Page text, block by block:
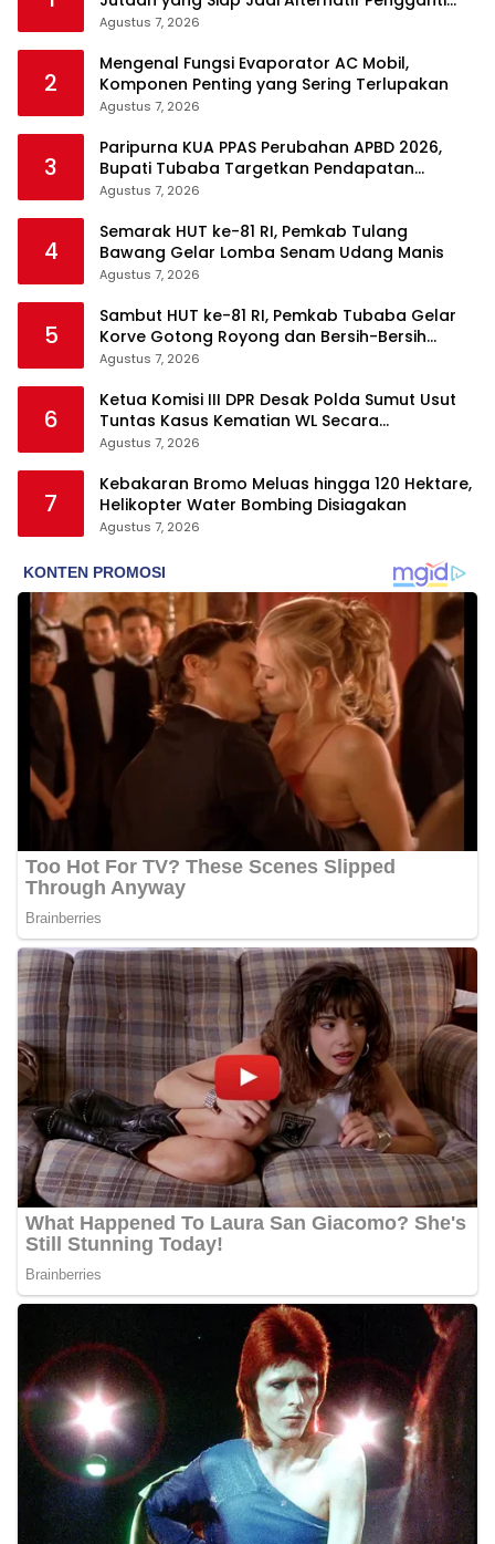
Motor
Agustus 7, 2026
2
Mengenal Fungsi Evaporator AC Mobil,
Komponen Penting yang Sering Terlupakan
Agustus 7, 2026
3
Paripurna KUA PPAS Perubahan APBD 2026,
Bupati Tubaba Targetkan Pendapatan
Daerah Rp820,3 Miliar
Agustus 7, 2026
4
Semarak HUT ke-81 RI, Pemkab Tulang
Bawang Gelar Lomba Senam Udang Manis
Agustus 7, 2026
5
Sambut HUT ke-81 RI, Pemkab Tubaba Gelar
Korve Gotong Royong dan Bersih-Bersih
Serentak
Agustus 7, 2026
6
Ketua Komisi III DPR Desak Polda Sumut Usut
Tuntas Kasus Kematian WL Secara
Transparan
Agustus 7, 2026
7
Kebakaran Bromo Meluas hingga 120 Hektare,
Helikopter Water Bombing Disiagakan
Agustus 7, 2026